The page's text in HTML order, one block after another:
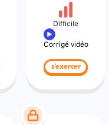
Difficile
Corrigé vidéo
s'exercer